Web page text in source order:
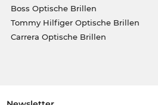
Boss Optische Brillen
Tommy Hilfiger Optische Brillen
Carrera Optische Brillen